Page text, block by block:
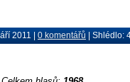
2011 | 0 komentářů | Shlédlo: